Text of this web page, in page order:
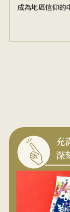
成為地區信仰的
充
深